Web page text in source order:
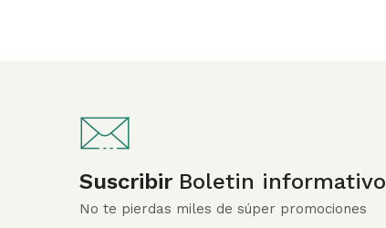
Suscribir Boletin informativo
No te pierdas miles de súper promociones